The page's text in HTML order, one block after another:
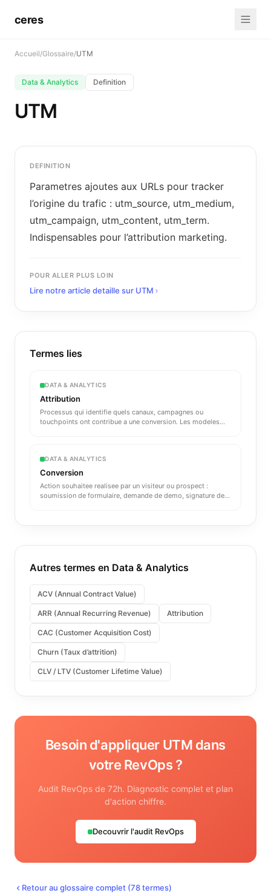
ceres
Accueil/Glossaire/UTM
Data & Analytics Definition
UTM
DEFINITION
Parametres ajoutes aux URLs pour tracker
l’origine du trafic : utm_source, utm_medium,
utm_campaign, utm_content, utm_term.
Indispensables pour l’attribution marketing.
POUR ALLER PLUS LOIN
Lire notre article detaille sur UTM
Termes lies
DATA & ANALYTICS
Attribution
Processus qui identifie quels canaux, campagnes ou
touchpoints ont contribue a une conversion. Les modeles
DATA & ANALYTICS
Conversion
Action souhaitee realisee par un visiteur ou prospect :
soumission de formulaire, demande de demo, signature de
Autres termes en Data & Analytics
ACV (Annual Contract Value)
ARR (Annual Recurring Revenue) Attribution
CAC (Customer Acquisition Cost)
Churn (Taux d’attrition)
CLV / LTV (Customer Lifetime Value)
Besoin d'appliquer UTM dans
votre RevOps ?
Audit RevOps de 72h. Diagnostic complet et plan
d'action chiffre.
Decouvrir l'audit RevOps
Retour au glossaire complet (78termes)